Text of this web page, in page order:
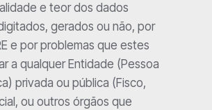
e teor dos dados
gerados ou não, por
e por problemas que estes
a qualquer Entidade (Pessoa
privada ou pública (Fisco,
ou outros órgãos que